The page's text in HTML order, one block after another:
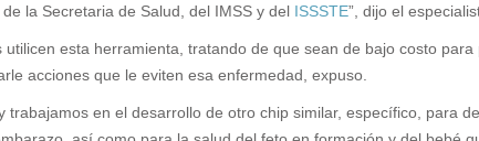
la Secretaria de Salud, del IMSS y del ISSSTE”, dijo el
utilicen esta herramienta, tratando de que sean de bajo costo
acciones que le eviten esa enfermedad, expuso.
trabajamos en el desarrollo de otro chip similar, específico, para